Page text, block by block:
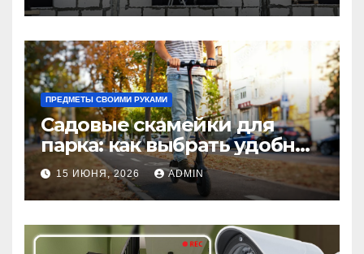
ПРЕДМЕТЫ СВОИМИ РУКАМИ
Садовые скамейки для
парка: как выбрать удобные
и долговечные модели
Madmetal.ru
15 ИЮНЯ, 2026 ADMIN